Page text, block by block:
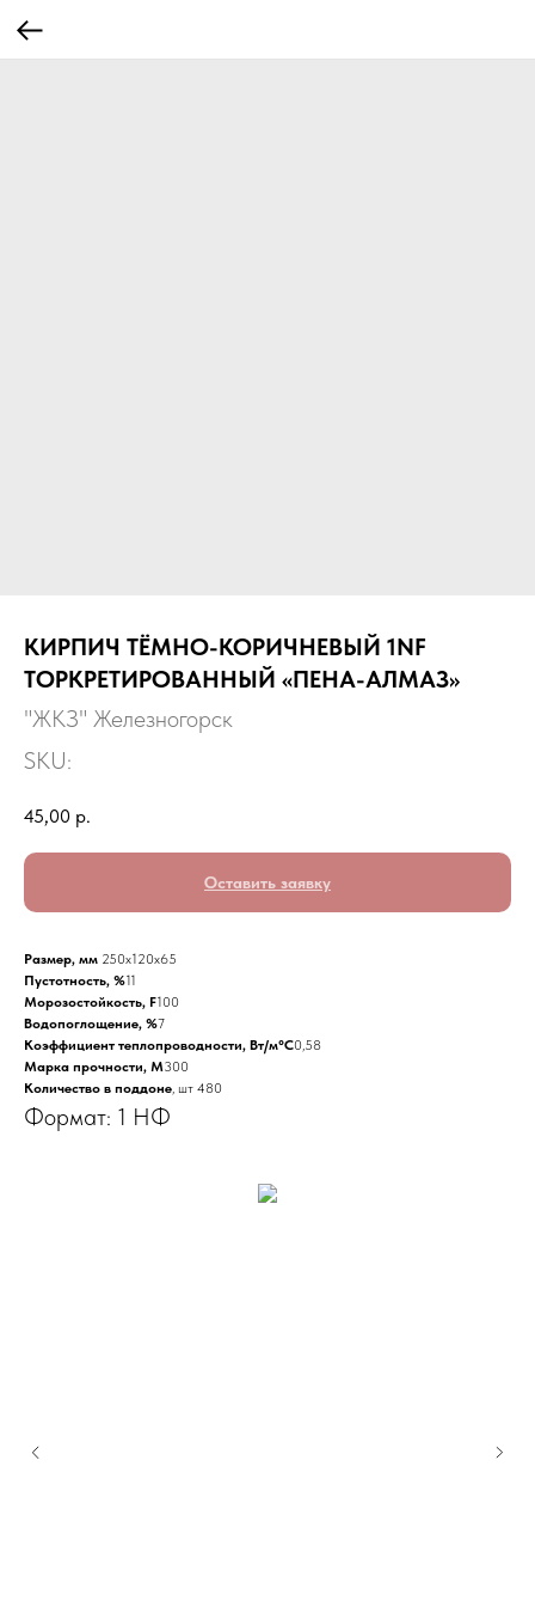
КИРПИЧ ТЁМНО-КОРИЧНЕВЫЙ 1NF
ТОРКРЕТИРОВАННЫЙ «ПЕНА-АЛМАЗ»
"ЖКЗ" Железногорск
SKU:
45,00 р.
Оставить заявку
Размер, мм 250х120х65
Пустотность, %11
Морозостойкость, F100
Водопоглощение, %7
Коэффициент теплопроводности, Вт/м°С0,58
Марка прочности, М300
Количество в поддоне, шт 480
Формат: 1 НФ